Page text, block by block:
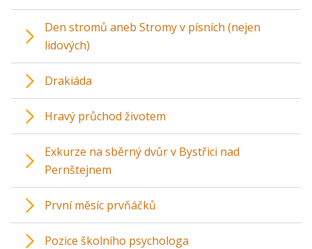
Den stromů aneb Stromy v písních (nejen
lidových)
Drakiáda
Hravý průchod životem
Exkurze na sběrný dvůr v Bystřici nad
Pernštejnem
První měsíc prvňáčků
Pozice školního psychologa